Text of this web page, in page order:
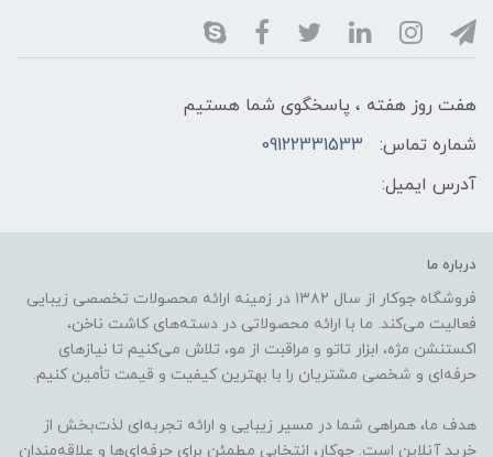
هفت روز هفته ، پاسخگوی شما هستیم
شماره تماس:
09122331533
آدرس ایمیل:
درباره ما
فروشگاه جوکار از سال ۱۳۸۲ در زمینه ارائه محصولات تخصصی زیبایی
فعالیت می‌کند. ما با ارائه محصولاتی در دسته‌های کاشت ناخن،
اکستنشن مژه، ابزار تاتو و مراقبت از مو، تلاش می‌کنیم تا نیازهای
حرفه‌ای و شخصی مشتریان را با بهترین کیفیت و قیمت تأمین کنیم.
هدف ما، همراهی شما در مسیر زیبایی و ارائه تجربه‌ای لذت‌بخش از
خرید آنلاین است. جوکار، انتخابی مطمئن برای حرفه‌ای‌ها و علاقه‌مندان